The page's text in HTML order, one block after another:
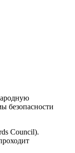
безопасности
Council).